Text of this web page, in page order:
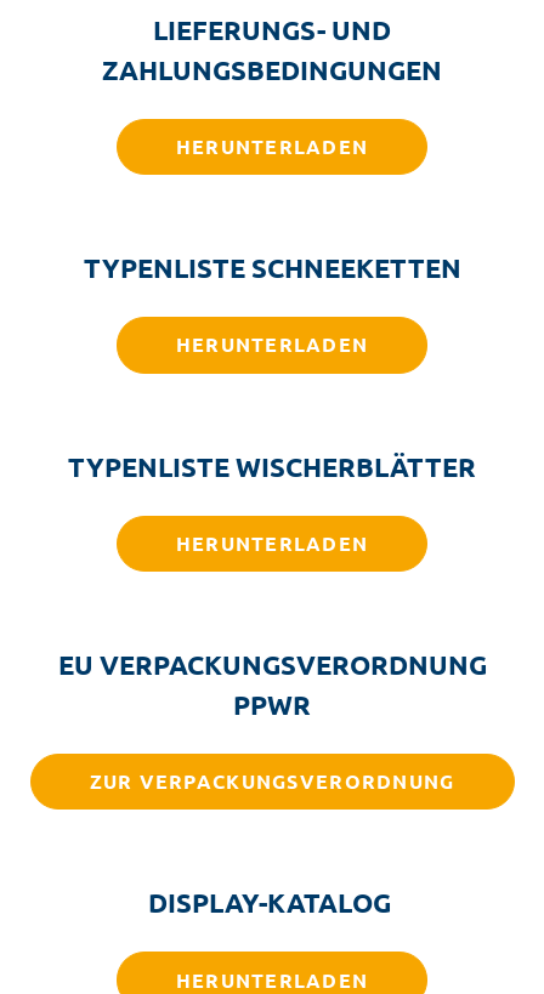
LIEFERUNGS- UND
ZAHLUNGSBEDINGUNGEN
HERUNTERLADEN
TYPENLISTE SCHNEEKETTEN
HERUNTERLADEN
TYPENLISTE WISCHERBLÄTTER
HERUNTERLADEN
EU VERPACKUNGSVERORDNUNG
PPWR
ZUR VERPACKUNGSVERORDNUNG
DISPLAY-KATALOG
HERUNTERLADEN